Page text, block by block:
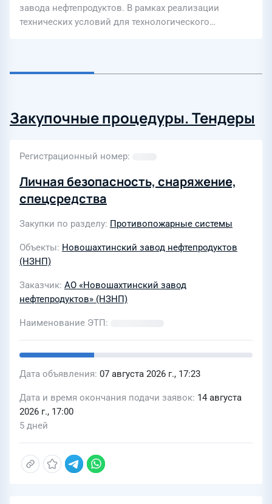
завода нефтепродуктов. В рамках реализации
технических условий для технологического…
Закупочные процедуры. Тендеры
Регистрационный номер
Личная безопасность, снаряжение,
спецсредства
Закупки по разделу Противопожарные системы
Объекты Новошахтинский завод нефтепродуктов
(НЗНП)
Заказчик АО «Новошахтинский завод
нефтепродуктов» (НЗНП)
Наименование ЭТП
Дата объявления 07 августа 2026 г., 17:23
Дата и время окончания подачи заявок 14 августа
2026 г., 17:00
5 дней